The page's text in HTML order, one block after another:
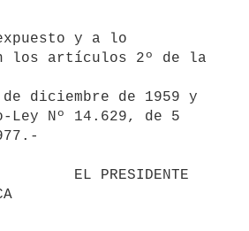
y a lo
los artículos 2º de la
diciembre de 1959 y
Ley Nº 14.629, de 5